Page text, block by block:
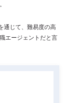
通じて、難易度の高
エージェントだと言